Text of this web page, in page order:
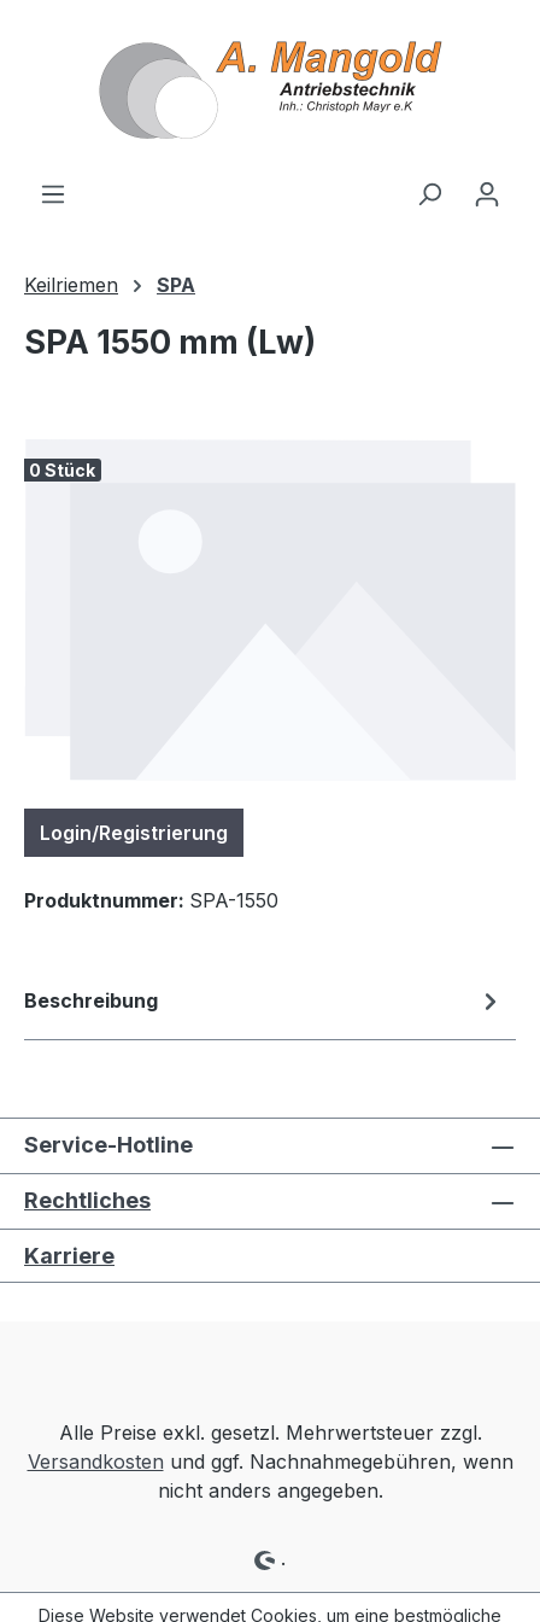
Keilriemen SPA
SPA 1550 mm (Lw)
0 Stück
Login/Registrierung
Produktnummer: SPA-1550
Beschreibung
Service-Hotline
Rechtliches
Karriere
Alle Preise exkl. gesetzl. Mehrwertsteuer zzgl.
Versandkosten und ggf. Nachnahmegebühren, wenn
nicht anders angegeben.
.
Diese Website verwendet Cookies, um eine bestmögliche